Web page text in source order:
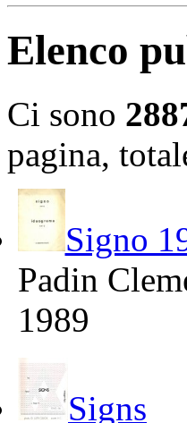
Elenco
Ci sono
pagina,
Signo
Padin
1989
Signs